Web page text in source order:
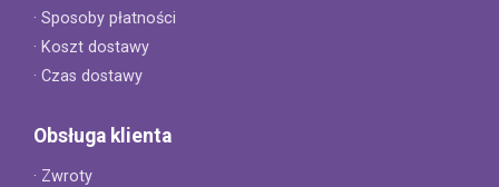
· Sposoby płatności
· Koszt dostawy
· Czas dostawy
Obsługa klienta
· Zwroty